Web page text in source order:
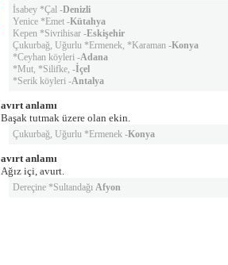
İsabey *Çal -Denizli
Yenice *Emet -Kütahya
Kepen *Sivrihisar -Eskişehir
Çukurbağ, Uğurlu *Ermenek, *Karaman -Konya
*Ceyhan köyleri -Adana
*Mut, *Silifke, -İçel
*Serik köyleri -Antalya
avırt anlamı
Başak tutmak üzere olan ekin.
Çukurbağ, Uğurlu *Ermenek -Konya
avırt anlamı
Ağız içi, avurt.
Dereçine *Sultandağı Afyon